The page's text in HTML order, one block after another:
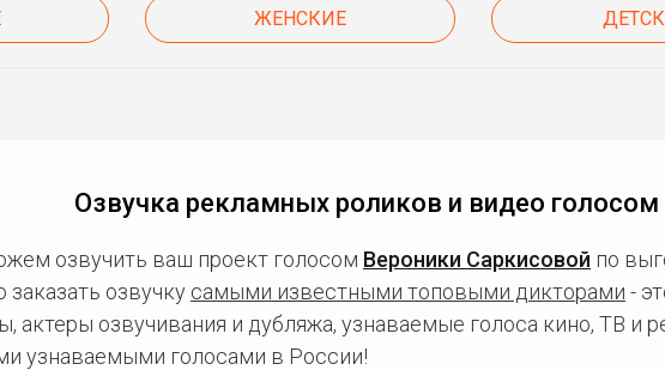
ЖЕНСКИЕ
Озвучка рекламных роликов и видео
озвучить ваш проект голосом Вероники Саркисовой по
заказать озвучку самыми известными топовыми дикторами -
актеры озвучивания и дубляжа, узнаваемые голоса кино, ТВ и
узнаваемыми голосами в России!